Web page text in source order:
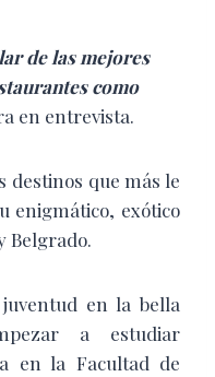
de las mejores
como
en entrevista.
destinos que más le
enigmático, exótico
Belgrado.
en la bella
a estudiar
en la Facultad de